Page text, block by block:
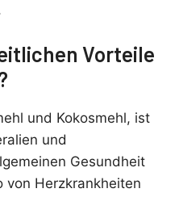
Vorteile
und Kokosmehl, ist
und
Gesundheit
von Herzkrankheiten